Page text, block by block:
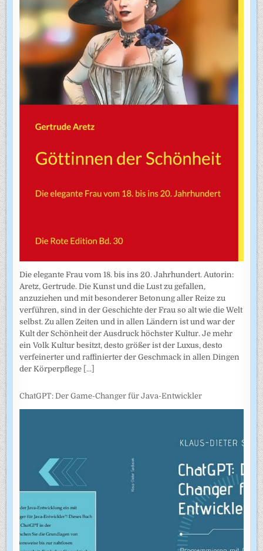
Die elegante Frau vom 18. bis ins 20. Jahrhundert. Autorin:
Aretz, Gertrude. Die Kunst und die Lust zu gefallen,
anzuziehen und mit besonderer Betonung aller Reize zu
verführen, sind in der Geschichte der Frau so alt wie die Welt
selbst. Zu allen Zeiten und in allen Ländern ist und war der
Kult der Schönheit der Ausdruck höchster Kultur. Je mehr
ein Volk Kultur besitzt, desto größer ist der Luxus, desto
verfeinerter und raffinierter der Geschmack in allen Dingen
der Körperpflege [...]
ChatGPT: Der Game-Changer für Java-Entwickler